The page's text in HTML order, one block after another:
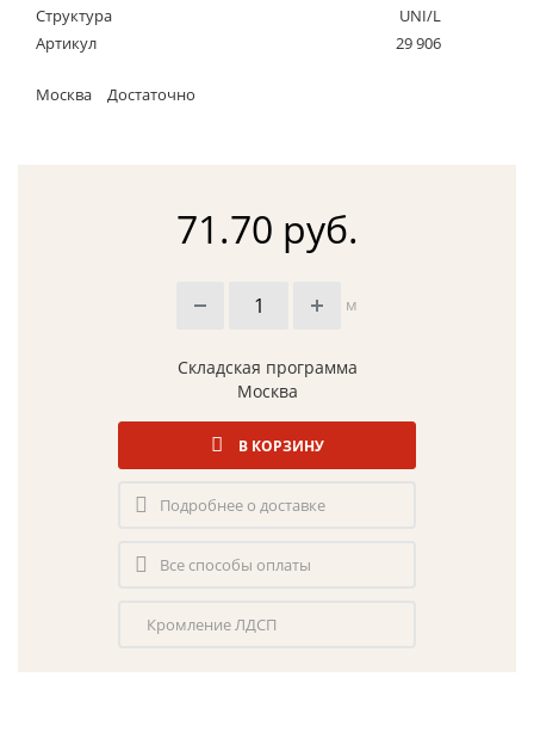
Структура
UNI/L
Артикул
29 906
Москва Достаточно
71.70 руб.
м
Складская программа
Москва
В КОРЗИНУ
Подробнее о доставке
Все способы оплаты
Кромление ЛДСП